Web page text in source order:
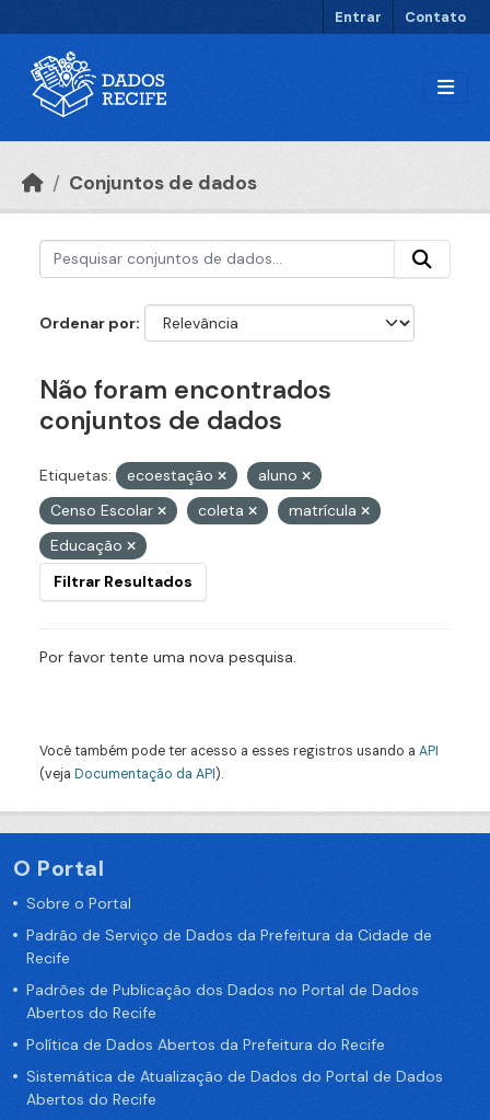
Entrar Contato
Conjuntos de dados
Ordenar por
Não foram encontrados
conjuntos de dados
Etiquetas: ecoestação
aluno
Censo Escolar
coleta
matrícula
Educação
Filtrar Resultados
Por favor tente uma nova pesquisa.
Você também pode ter acesso a esses registros usando a API
(veja Documentação da API).
O Portal
Sobre o Portal
Padrão de Serviço de Dados da Prefeitura da Cidade de
Recife
Padrões de Publicação dos Dados no Portal de Dados
Abertos do Recife
Política de Dados Abertos da Prefeitura do Recife
Sistemática de Atualização de Dados do Portal de Dados
Abertos do Recife